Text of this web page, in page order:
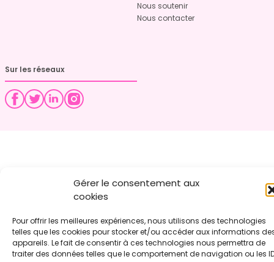
Gérer le consentement aux
cookies
Pour offrir les meilleures expériences, nous utilisons des technologies
telles que les cookies pour stocker et/ou accéder aux informations
appareils. Le fait de consentir à ces technologies nous permettra de
traiter des données telles que le comportement de navigation ou les
Nous soutenir
Nous contacter
Sur les réseaux